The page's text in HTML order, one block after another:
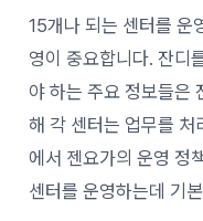
15개나 되는 센터를 운
영이 중요합니다.잔디
야 하는 주요 정보들은
해 각 센터는 업무를
에서 젠요가의 운영 정
센터를 운영하는데 기